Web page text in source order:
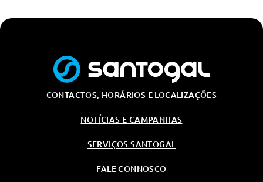
CONTACTOS, HORÁRIOS E LOCALIZAÇÕES
NOTÍCIAS E CAMPANHAS
SERVIÇOS SANTOGAL
FALE CONNOSCO